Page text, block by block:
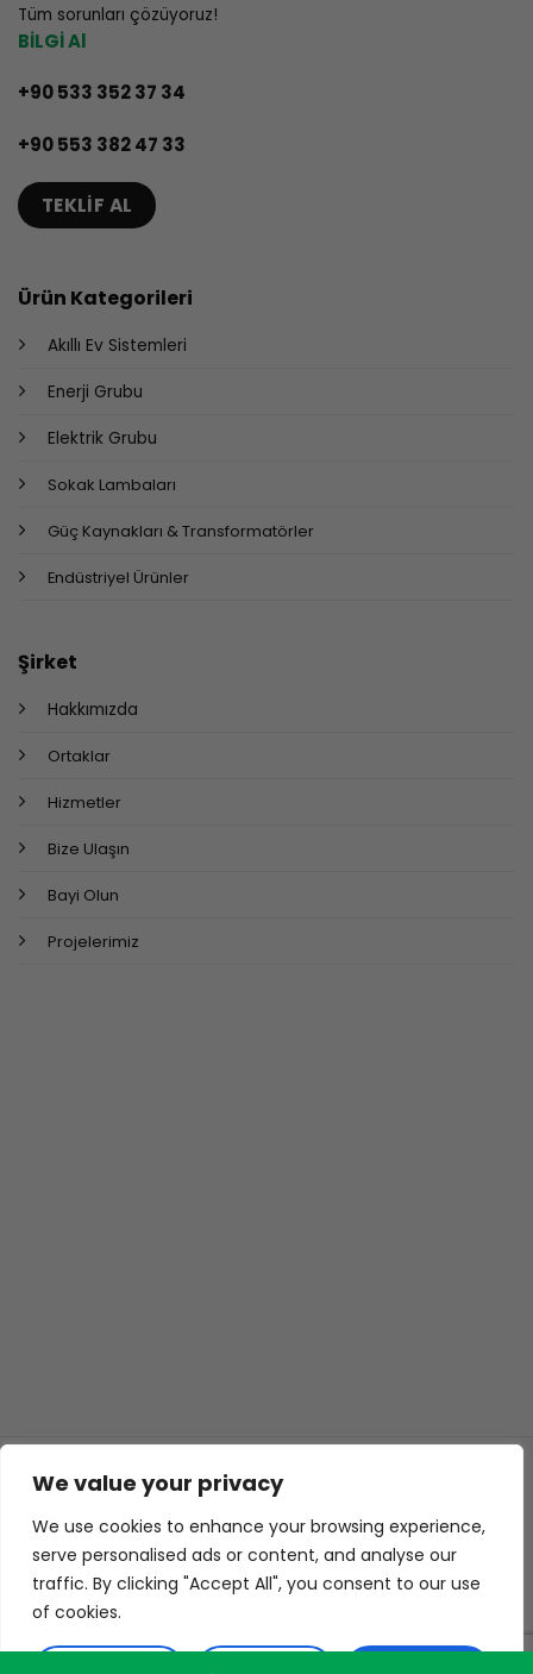
We value your privacy
We use cookies to enhance your browsing experience,
serve personalised ads or content, and analyse our
traffic. By clicking "Accept All", you consent to our use
of cookies.
Tüm sorunları çözüyoruz!
BİLGİ Al
+90 533 352 37 34
+90 553 382 47 33
TEKLIF AL
Ürün Kategorileri
Akıllı Ev Sistemleri
Enerji Grubu
Elektrik Grubu
Sokak Lambaları
Güç Kaynakları & Transformatörler
Endüstriyel Ürünler
Şirket
Hakkımızda
Ortaklar
Hizmetler
Bize Ulaşın
Bayi Olun
Projelerimiz
© 2026 ISL TECHS